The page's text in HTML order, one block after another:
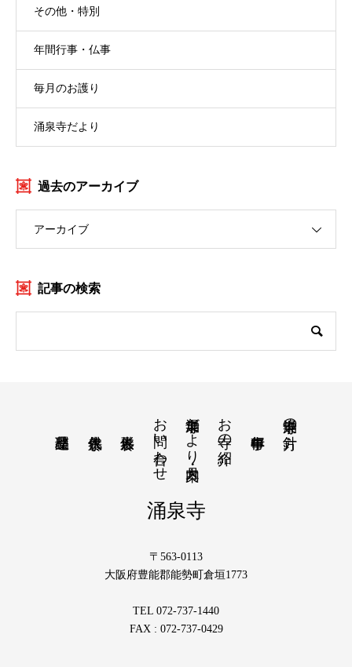
その他・特別
年間行事・仏事
毎月のお護り
涌泉寺だより
過去のアーカイブ
アーカイブ
記事の検索
涌泉寺の方針
お寺の紹介
涌泉寺だより・月案内
お問い合わせ
涌泉寺
〒563-0113
大阪府豊能郡能勢町倉垣1773
TEL 072-737-1440
FAX : 072-737-0429